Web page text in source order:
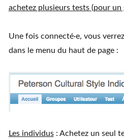
achetez plusieurs tests (pour un
Une fois connecté·e, vous
dans le menu du haut de page :
Les individus: Achetez un seul